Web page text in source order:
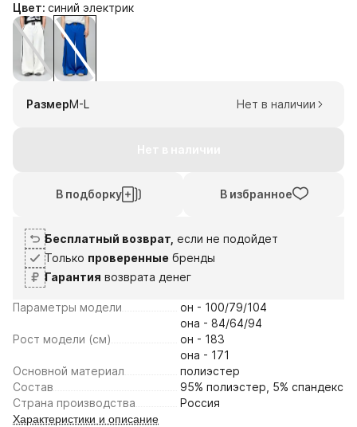
Цвет: синий электрик
РазмерM-L Нет в наличии
В подборку В избранное
Бесплатный возврат, если не подойдет
Только проверенные бренды
Гарантия возврата денег
Параметры модели
он - 100/79/104
она - 84/64/94
Рост модели (см)
он - 183
она - 171
Основной материал
полиэстер
Состав
95% полиэстер, 5% спандекс
Страна производства
Россия
Характеристики и описание